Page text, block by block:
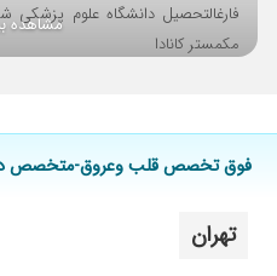
فارغالتحصیل دانشگاه علوم پزشکی
مکمستر کانادا
مشاهده
فوق تخصص قلب وعروق-متخصص
تهران